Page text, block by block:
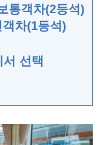
통객차(2등석)
차(1등석)
선택